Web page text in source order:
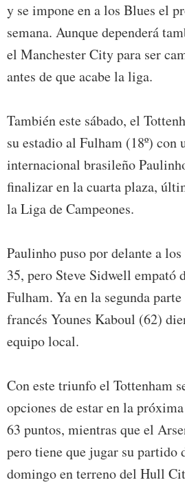
y se impone en a los Blues el
semana. Aunque dependerá
el Manchester City para ser
antes de que acabe la liga.
También este sábado, el
su estadio al Fulham (18º) con
internacional brasileño
finalizar en la cuarta plaza,
la Liga de Campeones.
Paulinho puso por delante a
35, pero Steve Sidwell empató
Fulham. Ya en la segunda
francés Younes Kaboul (62)
equipo local.
Con este triunfo el Tottenham
opciones de estar en la
63 puntos, mientras que el
pero tiene que jugar su partido
domingo en terreno del Hull